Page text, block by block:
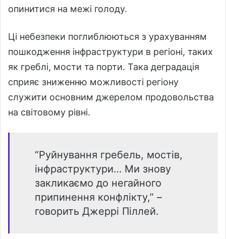
опинитися на межі голоду.
Ці небезпеки поглиблюються з урахуванням
пошкодження інфраструктури в регіоні, таких
як греблі, мости та порти. Така деградація
сприяє зниженню можливості регіону
служити основним джерелом продовольства
на світовому рівні.
“Руйнування гребель, мостів,
інфраструктури… Ми знову
закликаємо до негайного
припинення конфлікту,” –
говорить Джеррі Піллей.